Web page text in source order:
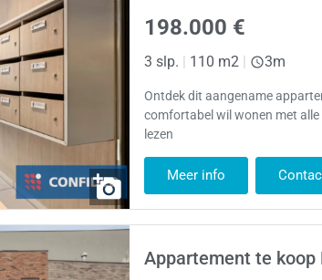
198.000 €
3 slp. 110 m2 3m
Ontdek dit aangename
comfortabel wil wonen met
lezen
Meer info
Appartement te koop